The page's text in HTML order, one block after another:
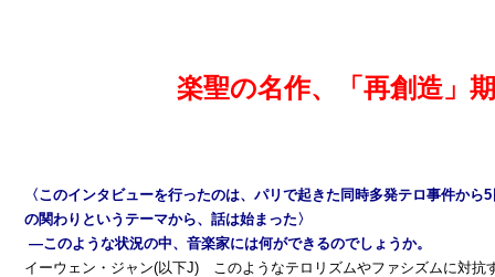
楽聖の名作、「再創造」
〈このインタビューを行ったのは、パリで起きた同時多発テロ事件から
の関わりというテーマから、話は始まった〉
―このような状況の中、音楽家には何ができるのでしょうか。
イーウェン・ジャン(以下J) このようなテロリズムやファシズムに対抗